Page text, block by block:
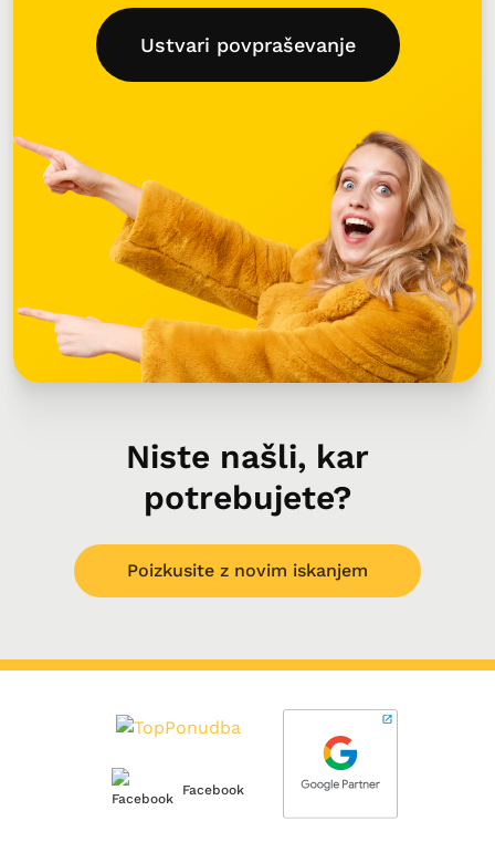
Ustvari povpraševanje
Niste našli, kar
potrebujete?
Poizkusite z novim iskanjem
Facebook